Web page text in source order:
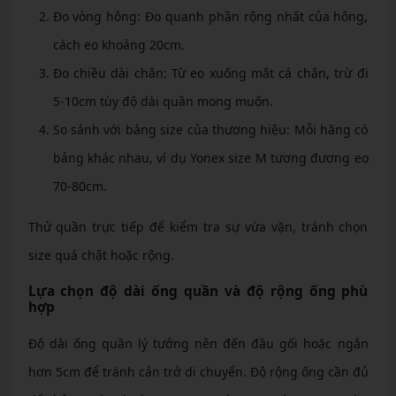
Đo vòng hông: Đo quanh phần rộng nhất của hông,
cách eo khoảng 20cm.
Đo chiều dài chân: Từ eo xuống mắt cá chân, trừ đi
5-10cm tùy độ dài quần mong muốn.
So sánh với bảng size của thương hiệu: Mỗi hãng có
bảng khác nhau, ví dụ Yonex size M tương đương eo
70-80cm.
Thử quần trực tiếp để kiểm tra sự vừa vặn, tránh chọn
size quá chật hoặc rộng.
Lựa chọn độ dài ống quần và độ rộng ống phù
hợp
Độ dài ống quần lý tưởng nên đến đầu gối hoặc ngắn
hơn 5cm để tránh cản trở di chuyển. Độ rộng ống cần đủ